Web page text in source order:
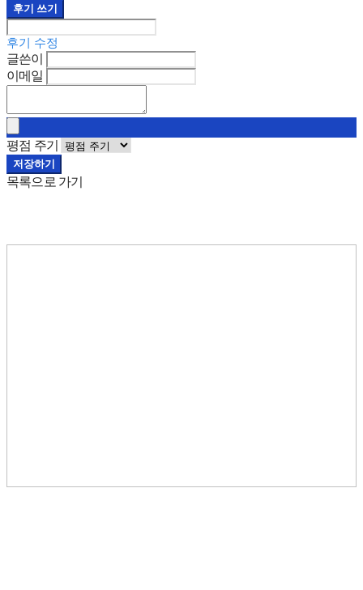
후기 쓰기
후기 수정
글쓴이
이메일
평점 주기
저장하기
목록으로 가기